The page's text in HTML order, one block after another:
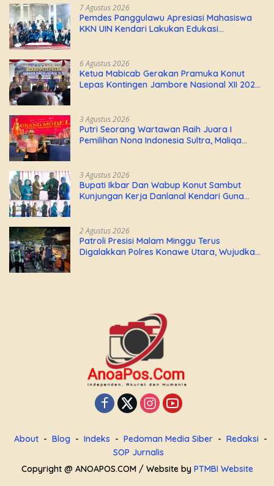
7 Agustus 2026
Pemdes Panggulawu Apresiasi Mahasiswa
KKN UIN Kendari Lakukan Edukasi
6 Agustus 2026
Ketua Mabicab Gerakan Pramuka Konut
Lepas Kontingen Jambore Nasional XII 2026,
3 Agustus 2026
Putri Seorang Wartawan ‎Raih Juara I
Pemilihan Nona Indonesia Sultra, Maliqa
Indonesia
3 Agustus 2026
Bupati Ikbar Dan Wabup Konut Sambut
Kunjungan Kerja Danlanal Kendari Guna
2 Agustus 2026
Patroli Presisi Malam Minggu Terus
Digalakkan Polres Konawe Utara, Wujudkan
About Blog Indeks Pedoman Media Siber
Redaksi
SOP Jurnalis
Copyright @ ANOAPOS.COM / Website by PTMBI Website